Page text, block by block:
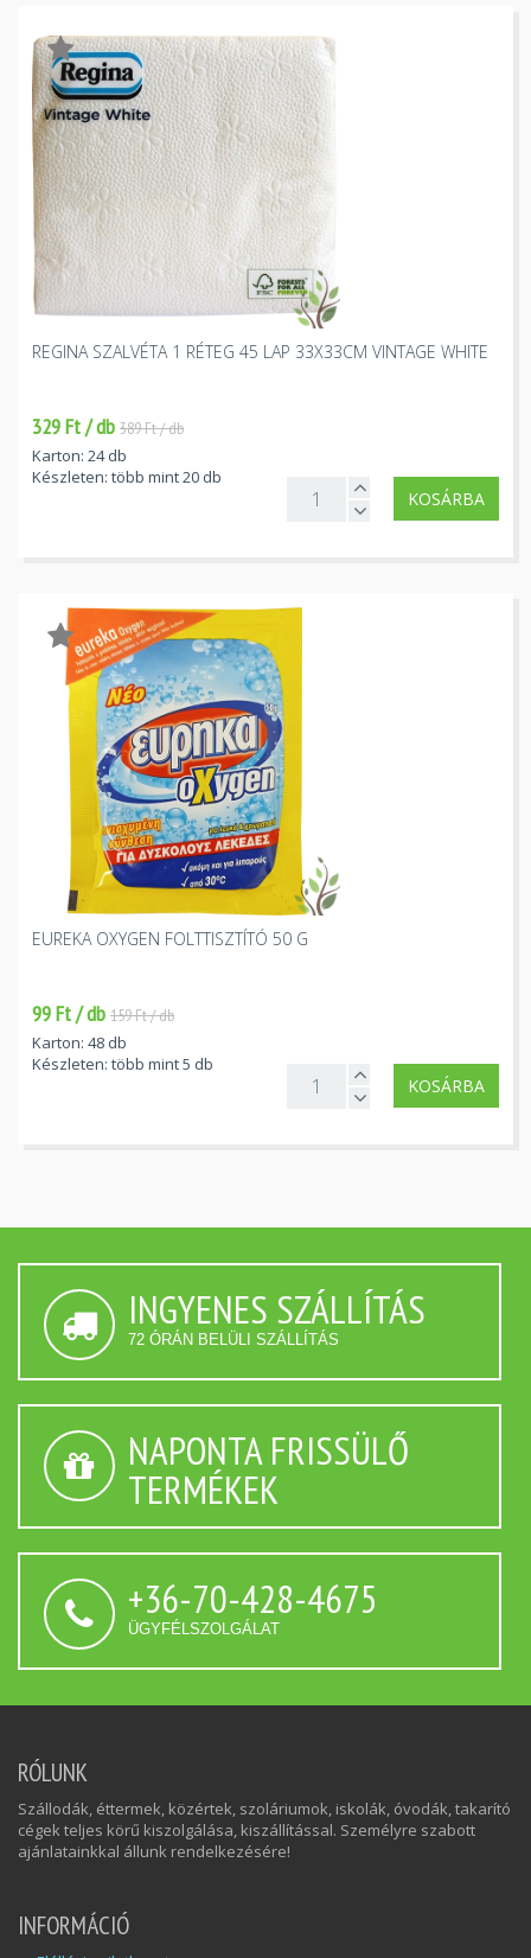
REGINA SZALVÉTA 1 RÉTEG 45 LAP 33X33CM VINTAGE WHITE
329 Ft / db 389 Ft / db
Karton: 24 db
Készleten: több mint 20 db
KOSÁRBA
EUREKA OXYGEN FOLTTISZTÍTÓ 50 G
99 Ft / db 159 Ft / db
Karton: 48 db
Készleten: több mint 5 db
KOSÁRBA
INGYENES SZÁLLÍTÁS
72 ÓRÁN BELÜLI SZÁLLÍTÁS
NAPONTA FRISSÜLŐ
TERMÉKEK
+36-70-428-4675
ÜGYFÉLSZOLGÁLAT
RÓLUNK
Szállodák, éttermek, közértek, szoláriumok, iskolák, óvodák, takarító
cégek teljes körű kiszolgálása, kiszállítással. Személyre szabott
ajánlatainkkal állunk rendelkezésére!
INFORMÁCIÓ